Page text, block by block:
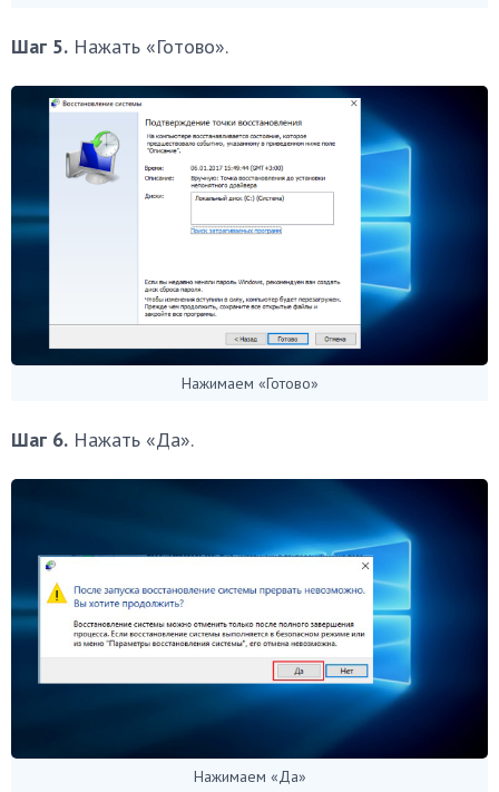
Шаг 5. Нажать «Готово».
Нажимаем «Готово»
Шаг 6. Нажать «Да».
Нажимаем «Да»